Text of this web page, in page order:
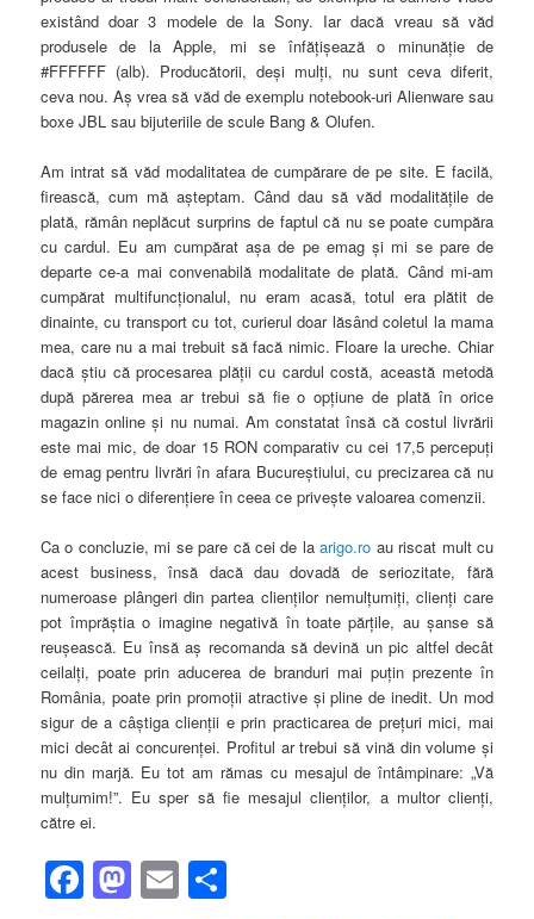
existând doar 3 modele de la Sony. Iar dacă vreau să văd
produsele de la Apple, mi se înfăţişează o minunăţie de
#FFFFFF (alb). Producătorii, deşi mulţi, nu sunt ceva diferit,
ceva nou. Aş vrea să văd de exemplu notebook-uri Alienware sau
boxe JBL sau bijuteriile de scule Bang & Olufen.
Am intrat să văd modalitatea de cumpărare de pe site. E facilă,
firească, cum mă aşteptam. Când dau să văd modalităţile de
plată, rămân neplăcut surprins de faptul că nu se poate cumpăra
cu cardul. Eu am cumpărat aşa de pe emag şi mi se pare de
departe ce-a mai convenabilă modalitate de plată. Când mi-am
cumpărat multifuncţionalul, nu eram acasă, totul era plătit de
dinainte, cu transport cu tot, curierul doar lăsând coletul la mama
mea, care nu a mai trebuit să facă nimic. Floare la ureche. Chiar
dacă ştiu că procesarea plăţii cu cardul costă, această metodă
după părerea mea ar trebui să fie o opţiune de plată în orice
magazin online şi nu numai. Am constatat însă că costul livrării
este mai mic, de doar 15 RON comparativ cu cei 17,5 percepuţi
de emag pentru livrări în afara Bucureştiului, cu precizarea că nu
se face nici o diferenţiere în ceea ce priveşte valoarea comenzii.
Ca o concluzie, mi se pare că cei de laarigo.ro au riscat mult cu
acest business, însă dacă dau dovadă de seriozitate, fără
numeroase plângeri din partea clienţilor nemulţumiţi, clienţi care
pot împrăştia o imagine negativă în toate părţile, au şanse să
reuşească. Eu însă aş recomanda să devină un pic altfel decât
ceilalţi, poate prin aducerea de branduri mai puţin prezente în
România, poate prin promoţii atractive şi pline de inedit. Un mod
sigur de a câştiga clienţii e prin practicarea de preţuri mici, mai
mici decât ai concurenţei. Profitul ar trebui să vină din volume şi
nu din marjă. Eu tot am rămas cu mesajul de întâmpinare: „Vă
mulţumim!”. Eu sper să fie mesajul clienţilor, a multor clienţi,
către ei.
Facebook
Mastodon
Email